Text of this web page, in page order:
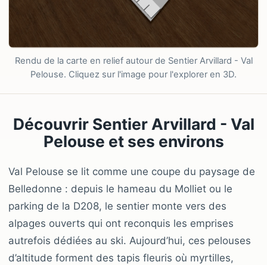
Rendu de la carte en relief autour de Sentier Arvillard - Val
Pelouse. Cliquez sur l'image pour l'explorer en 3D.
Découvrir Sentier Arvillard - Val
Pelouse et ses environs
Val Pelouse se lit comme une coupe du paysage de
Belledonne : depuis le hameau du Molliet ou le
parking de la D208, le sentier monte vers des
alpages ouverts qui ont reconquis les emprises
autrefois dédiées au ski. Aujourd’hui, ces pelouses
d’altitude forment des tapis fleuris où myrtilles,